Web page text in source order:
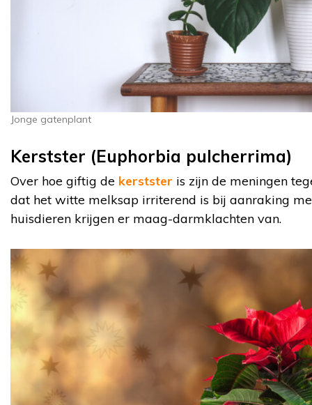
Jonge gatenplant
Kerstster (Euphorbia pulcherrima)
Over hoe giftig de kerstster is zijn de meningen
dat het witte melksap irriterend is bij aanraking
huisdieren krijgen er maag-darmklachten van.